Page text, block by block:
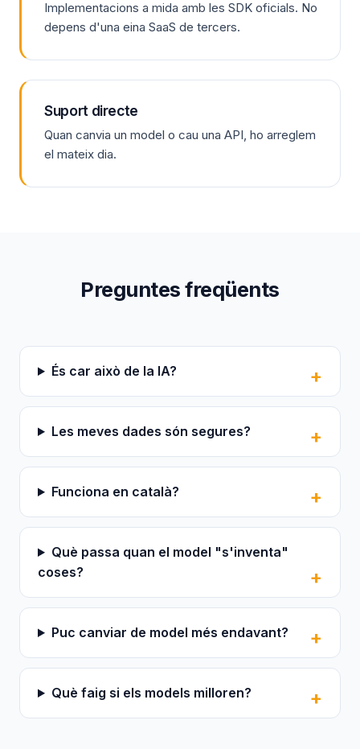
Implementacions a mida amb les SDK oficials. No
depens d'una eina SaaS de tercers.
Suport directe
Quan canvia un model o cau una API, ho arreglem
el mateix dia.
Preguntes freqüents
És car això de la IA?
Les meves dades són segures?
Funciona en català?
Què passa quan el model "s'inventa"
coses?
Puc canviar de model més endavant?
Què faig si els models milloren?